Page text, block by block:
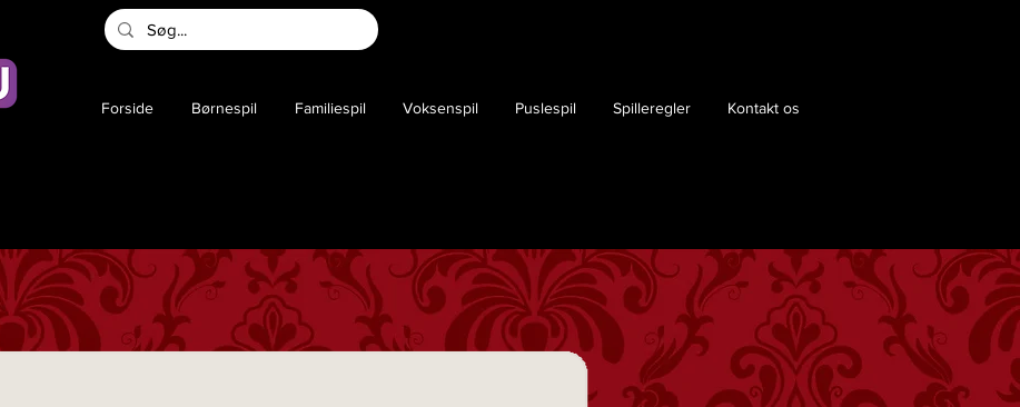
Forside Børnespil Familiespil Voksenspil Puslespil Spilleregler Kontakt os